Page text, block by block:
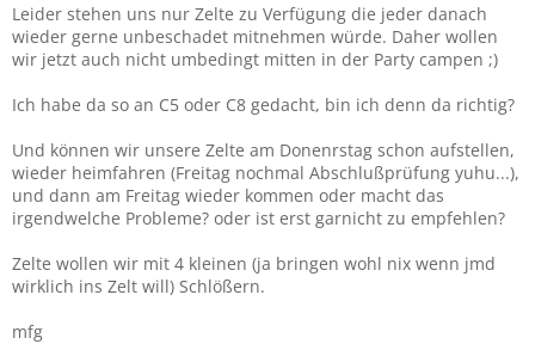
Leider stehen uns nur Zelte zu Verfügung die jeder danach
wieder gerne unbeschadet mitnehmen würde. Daher wollen
wir jetzt auch nicht umbedingt mitten in der Party campen ;)
Ich habe da so an C5 oder C8 gedacht, bin ich denn da richtig?
Und können wir unsere Zelte am Donenrstag schon aufstellen,
wieder heimfahren (Freitag nochmal Abschlußprüfung yuhu...),
und dann am Freitag wieder kommen oder macht das
irgendwelche Probleme? oder ist erst garnicht zu empfehlen?
Zelte wollen wir mit 4 kleinen (ja bringen wohl nix wenn jmd
wirklich ins Zelt will) Schlößern.
mfg